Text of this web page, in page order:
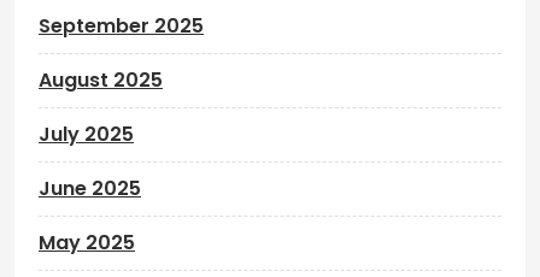
September 2025
August 2025
July 2025
June 2025
May 2025